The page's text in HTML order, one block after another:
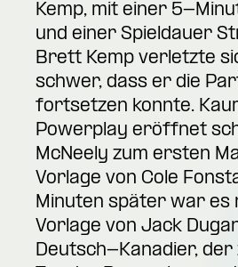
Kemp, mit einer 5-
und einer Spieldauer
Brett Kemp verletzte
schwer, dass er die
fortsetzen konnte.
Powerplay eröffnet
McNeely zum ersten
Vorlage von Cole
Minuten später war es
Vorlage von Jack
Deutsch-Kanadier, der